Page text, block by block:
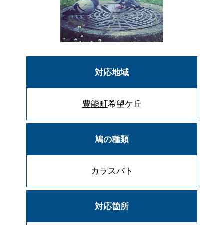
対応地域
豊能町 希望ケ丘
鳩の種類
カラスバト
対応箇所